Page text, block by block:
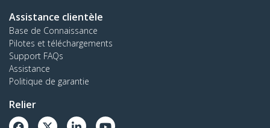
Assistance clientèle
Base de Connaissance
Pilotes et téléchargements
Support FAQs
Assistance
Politique de garantie
Relier